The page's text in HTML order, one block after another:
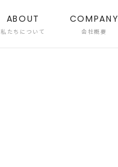
ABOUT
私たちについて
COMPANY
会社概要